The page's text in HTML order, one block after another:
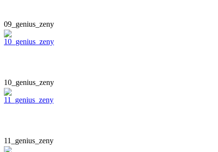
09_genius_zeny
10_genius_zeny
11_genius_zeny